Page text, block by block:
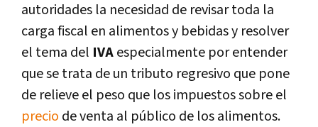
autoridades la necesidad de revisar toda la
carga fiscal en alimentos y bebidas y resolver
el tema del IVAespecialmente por entender
que se trata de un tributo regresivo que pone
de relieve el peso que los impuestos sobre el
precio de venta al público de los alimentos.